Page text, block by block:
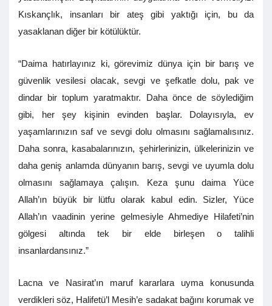
Kıskançlık, insanları bir ateş gibi yaktığı için, bu da
yasaklanan diğer bir kötülüktür.
“Daima hatırlayınız ki, görevimiz dünya için bir barış ve
güvenlik vesilesi olacak, sevgi ve şefkatle dolu, pak ve
dindar bir toplum yaratmaktır. Daha önce de söylediğim
gibi, her şey kişinin evinden başlar. Dolayısıyla, ev
yaşamlarınızın saf ve sevgi dolu olmasını sağlamalısınız.
Daha sonra, kasabalarınızın, şehirlerinizin, ülkelerinizin ve
daha geniş anlamda dünyanın barış, sevgi ve uyumla dolu
olmasını sağlamaya çalışın. Keza şunu daima Yüce
Allah’ın büyük bir lütfu olarak kabul edin. Sizler, Yüce
Allah’ın vaadinin yerine gelmesiyle Ahmediye Hilafeti’nin
gölgesi altında tek bir elde birleşen o talihli
insanlardansınız.”
Lacna ve Nasirat’ın maruf kararlara uyma konusunda
verdikleri söz, Halifetü’l Mesih’e sadakat bağını korumak ve